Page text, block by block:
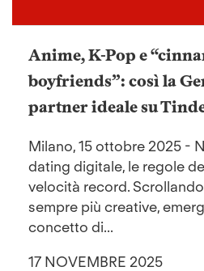
Anime, K-Pop e
boyfriends”: così la
partner ideale su
Milano, 15 ottobre 2025 -
dating digitale, le regole
velocità record.
sempre più creative,
concetto di...
17 NOVEMBRE 2025